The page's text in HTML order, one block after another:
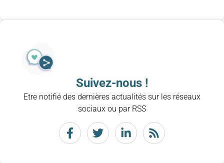
Suivez-nous !
Etre notifié des dernières actualités sur les réseaux
sociaux ou par RSS